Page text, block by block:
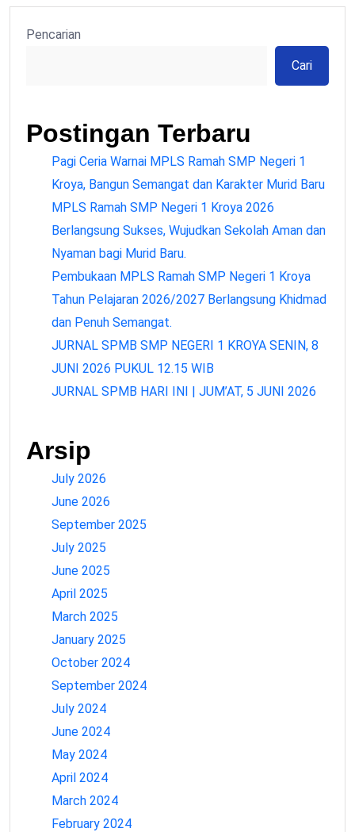
Pencarian
Cari
Postingan Terbaru
Pagi Ceria Warnai MPLS Ramah SMP Negeri 1
Kroya, Bangun Semangat dan Karakter Murid Baru
MPLS Ramah SMP Negeri 1 Kroya 2026
Berlangsung Sukses, Wujudkan Sekolah Aman dan
Nyaman bagi Murid Baru.
Pembukaan MPLS Ramah SMP Negeri 1 Kroya
Tahun Pelajaran 2026/2027 Berlangsung Khidmad
dan Penuh Semangat.
JURNAL SPMB SMP NEGERI 1 KROYA SENIN, 8
JUNI 2026 PUKUL 12.15 WIB
JURNAL SPMB HARI INI | JUM’AT, 5 JUNI 2026
Arsip
July 2026
June 2026
September 2025
July 2025
June 2025
April 2025
March 2025
January 2025
October 2024
September 2024
July 2024
June 2024
May 2024
April 2024
March 2024
February 2024